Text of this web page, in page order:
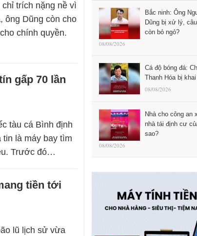
trích nặng nề vì
ông Dũng còn cho
chính quyền.
gấp 70 lần
tàu cá Bình định
tin là máy bay tìm
Trước đó…
tiền tới
lũ lịch sử vừa
Bắc ninh: Ông
Dũng bị xử lý,
còn bỏ ngỏ?
08/08/2026
Cá độ bóng đá:
Thanh Hóa bị
08/08/2026
Nhà cho công an
nhà tái định cư
sao?
08/08/2026